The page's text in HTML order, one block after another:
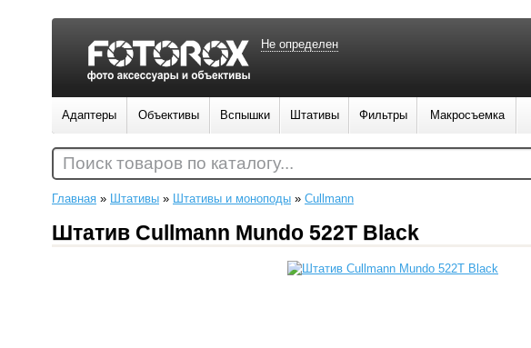
Главная » Штативы » Штативы и моноподы » Cullmann
Штатив Cullmann Mundo 522T Black
Не определен
Адаптеры Объективы Вспышки Штативы Фильтры Макросъемка
Поиск товаров по каталогу...